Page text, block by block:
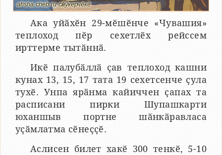
afisha.cheb.ru сӑнӳкерчӗкӗ
Ака уйӑхӗн 29-мӗшӗнче «Чувашия»
теплоход пӗр сехетлӗх рейссем
ирттерме тытӑннӑ.
Икӗ палубӑллӑ ҫав теплоход кашни
кунах 13, 15, 17 тата 19 сехетсенче ҫула
тухӗ. Унпа ярӑнма кайиччен ҫапах та
расписани пирки Шупашкарти
юханшыв портне шӑнкӑравласа
уҫӑмлатма сӗнеҫҫӗ.
Аслисен билет хакӗ 300 тенкӗ, 5-10